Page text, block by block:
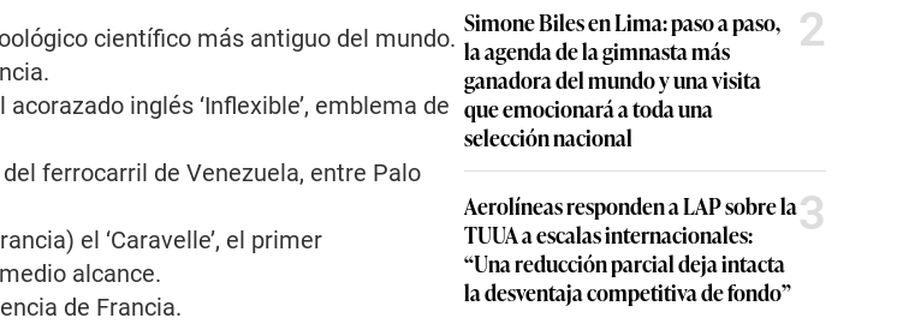
científico más antiguo del mundo.
inglés ‘Inflexible’, emblema de
ferrocarril de Venezuela, entre Palo
el ‘Caravelle’, el primer
alcance.
de Francia.
Simone Biles en Lima: paso a paso,
la agenda de la gimnasta más
ganadora del mundo y una visita
que emocionará a toda una
selección nacional
2
Aerolíneas responden a LAP sobre la
TUUA a escalas internacionales:
“Una reducción parcial deja intacta
la desventaja competitiva de fondo”
3